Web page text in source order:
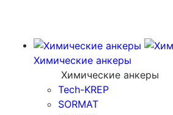
Химические анкеры
Химические анкеры
Tech-KREP
SORMAT